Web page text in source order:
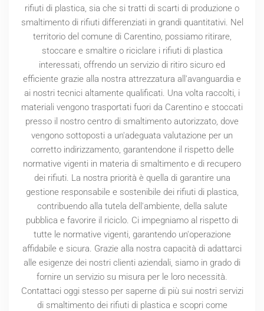
rifiuti di plastica, sia che si tratti di scarti di produzione o
smaltimento di rifiuti differenziati in grandi quantitativi. Nel
territorio del comune di Carentino, possiamo ritirare,
stoccare e smaltire o riciclare i rifiuti di plastica
interessati, offrendo un servizio di ritiro sicuro ed
efficiente grazie alla nostra attrezzatura all'avanguardia e
ai nostri tecnici altamente qualificati. Una volta raccolti, i
materiali vengono trasportati fuori da Carentino e stoccati
presso il nostro centro di smaltimento autorizzato, dove
vengono sottoposti a un'adeguata valutazione per un
corretto indirizzamento, garantendone il rispetto delle
normative vigenti in materia di smaltimento e di recupero
dei rifiuti. La nostra priorità è quella di garantire una
gestione responsabile e sostenibile dei rifiuti di plastica,
contribuendo alla tutela dell'ambiente, della salute
pubblica e favorire il riciclo. Ci impegniamo al rispetto di
tutte le normative vigenti, garantendo un'operazione
affidabile e sicura. Grazie alla nostra capacità di adattarci
alle esigenze dei nostri clienti aziendali, siamo in grado di
fornire un servizio su misura per le loro necessità.
Contattaci oggi stesso per saperne di più sui nostri servizi
di smaltimento dei rifiuti di plastica e scopri come